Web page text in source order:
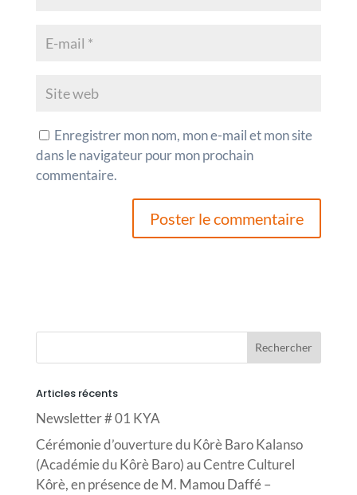
Enregistrer mon nom, mon e-mail et mon site
dans le navigateur pour mon prochain
commentaire.
Articles récents
Newsletter # 01 KYA
Cérémonie d’ouverture du Kôrè Baro Kalanso
(Académie du Kôrè Baro) au Centre Culturel
Kôrè, en présence de M. Mamou Daffé –